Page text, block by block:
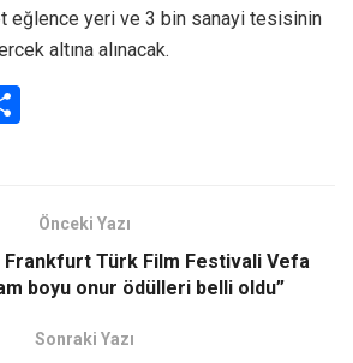
eğlence yeri ve 3 bin sanayi tesisinin
altına alınacak.
Önceki Yazı
Frankfurt Türk Film Festivali Vefa
boyu onur ödülleri belli oldu”
Sonraki Yazı